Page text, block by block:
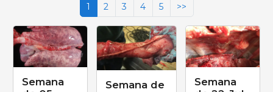
1 2 3 4 5 >>
Semana
Semana de
Semana